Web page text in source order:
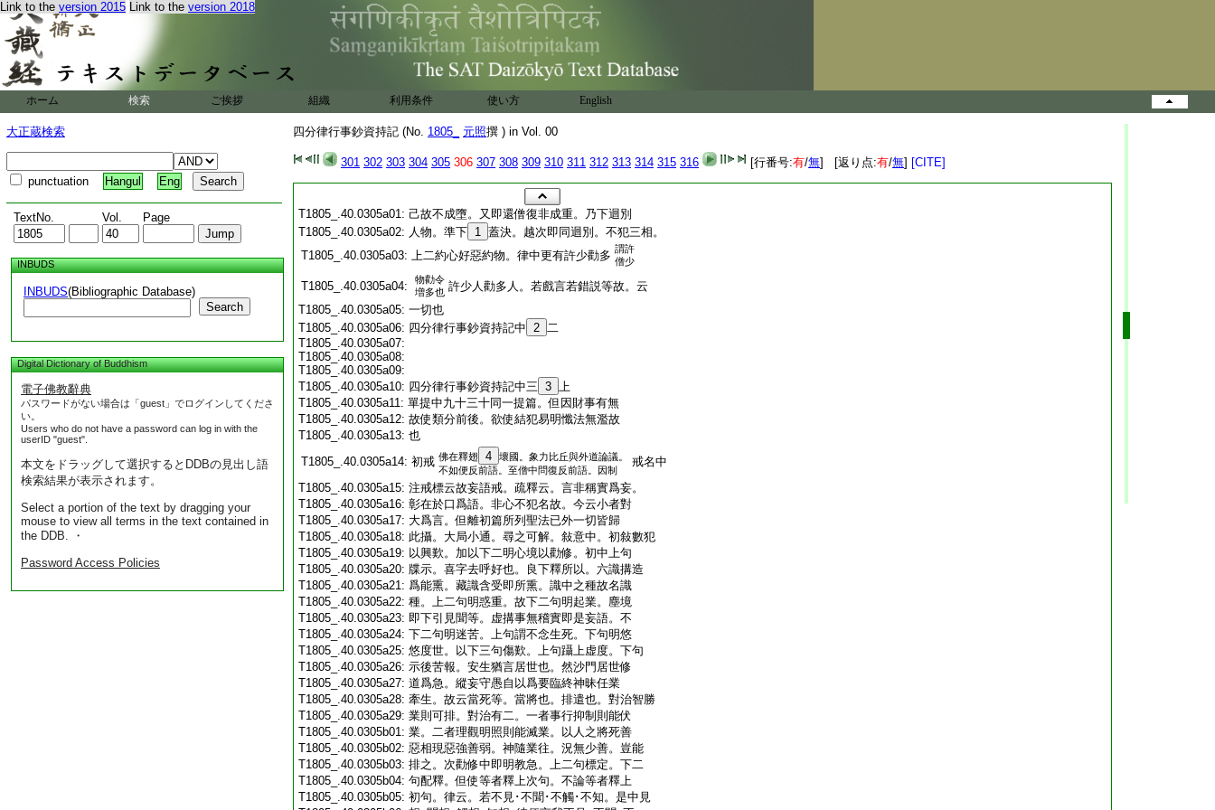
Link to the version 2015 Link to the version 2018
ホーム 検索 ご挨拶 組織 利用条件 使い方 English
大正蔵検索
punctuation Hangul Eng
TextNo. Vol. Page
INBUDS
INBUDS(Bibliographic Database)
Search
Digital Dictionary of Buddhism
電子佛教辭典
パスワードがない場合は「guest」でログインしてくださ
い。
Users who do not have a password can log in with the
userID "guest".
本文をドラッグして選択するとDDBの見出し語
検索結果が表示されます。
Select a portion of the text by dragging your
mouse to view all terms in the text contained in
the DDB. ・
Password Access Policies
四分律行事鈔資持記 (No. 1805_ 元照撰 ) in Vol. 00
301 302 303 304 305 306 307 308 309 310 311 312 313 314 315 316 [行番号:有/無] [返り点:有/無] [CITE]
T1805_.40.0305a01: 己故不成墮。又即還僧復非成重。乃下迴別
T1805_.40.0305a02: 人物。準下 1 蓋決。越次即同迴別。不犯三相。
T1805_.40.0305a03: 上二約心好惡約物。律中更有許少勸多 謂許
僧少
T1805_.40.0305a04:
物勸令
増多也 許少人勸多人。若戲言若錯説等故。云
T1805_.40.0305a05: 一切也
T1805_.40.0305a06: 四分律行事鈔資持記中 2 二
T1805_.40.0305a07:
T1805_.40.0305a08:
T1805_.40.0305a09:
T1805_.40.0305a10: 四分律行事鈔資持記中三 3 上
T1805_.40.0305a11: 單提中九十三十同一提篇。但因財事有無
T1805_.40.0305a12: 故使類分前後。欲使結犯易明懺法無濫故
T1805_.40.0305a13: 也
T1805_.40.0305a14: 初戒 佛在釋翅 4
壞國。象力比丘與外道論議。
不如便反前語。至僧中問復反前語。因制
戒名中
T1805_.40.0305a15: 注戒標云故妄語戒。疏釋云。言非稱實爲妄。
T1805_.40.0305a16: 彰在於口爲語。非心不犯名故。今云小者對
T1805_.40.0305a17: 大爲言。但離初篇所列聖法已外一切皆歸
T1805_.40.0305a18: 此攝。大局小通。尋之可解。敍意中。初敍數犯
T1805_.40.0305a19: 以興歎。加以下二明心境以勸修。初中上句
T1805_.40.0305a20: 牒示。喜字去呼好也。良下釋所以。六識搆造
T1805_.40.0305a21: 爲能熏。藏識含受即所熏。識中之種故名識
T1805_.40.0305a22: 種。上二句明惑重。故下二句明起業。塵境
T1805_.40.0305a23: 即下引見聞等。虚搆事無稽實即是妄語。不
T1805_.40.0305a24: 下二句明迷苦。上句謂不念生死。下句明悠
T1805_.40.0305a25: 悠度世。以下三句傷歎。上句躡上虚度。下句
T1805_.40.0305a26: 示後苦報。安生猶言居世也。然沙門居世修
T1805_.40.0305a27: 道爲急。縱妄守愚自以爲要臨終神昧任業
T1805_.40.0305a28: 牽生。故云當死等。當將也。排遣也。對治智勝
T1805_.40.0305a29: 業則可排。對治有二。一者事行抑制則能伏
T1805_.40.0305b01: 業。二者理觀明照則能滅業。以人之將死善
T1805_.40.0305b02: 惡相現惡強善弱。神隨業往。況無少善。豈能
T1805_.40.0305b03: 排之。次勸修中即明教急。上二句標定。下二
T1805_.40.0305b04: 句配釋。但使等者釋上次句。不論等者釋上
T1805_.40.0305b05: 初句。律云。若不見･不聞･不觸･不知。是中見